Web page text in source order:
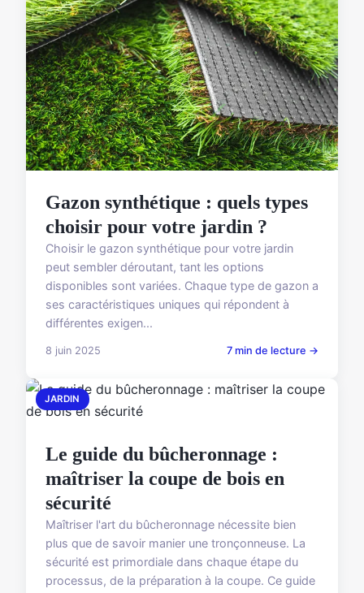
Gazon synthétique : quels types
choisir pour votre jardin ?
Choisir le gazon synthétique pour votre jardin
peut sembler déroutant, tant les options
disponibles sont variées. Chaque type de gazon a
ses caractéristiques uniques qui répondent à
différentes exigen...
8 juin 2025 7 min de lecture →
JARDIN
Le guide du bûcheronnage :
maîtriser la coupe de bois en
sécurité
Maîtriser l'art du bûcheronnage nécessite bien
plus que de savoir manier une tronçonneuse. La
sécurité est primordiale dans chaque étape du
processus, de la préparation à la coupe. Ce guide